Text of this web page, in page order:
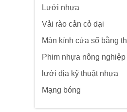
Lưới nhựa
Vải rào cản cỏ dại
Màn kính cửa sổ bằng
Phim nhựa nông nghiệp
lưới địa kỹ thuật nhựa
Mạng bóng